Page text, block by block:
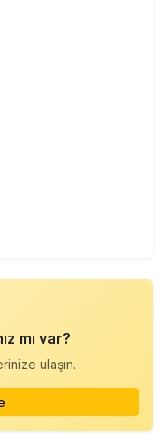
mı var?
ulaşın.